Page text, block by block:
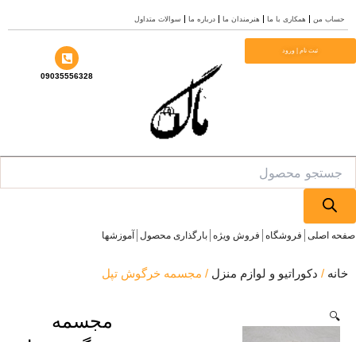
من همکاری با ما هنرمندان ما درباره ما سوالات متداول
ثبت نام | ورود
09035556328
فروشگاه فروش ویژه بارگذاری محصول آموزشها
/دکوراتیو و لوازم منزل / مجسمه خرگوش تپل
مجسمه